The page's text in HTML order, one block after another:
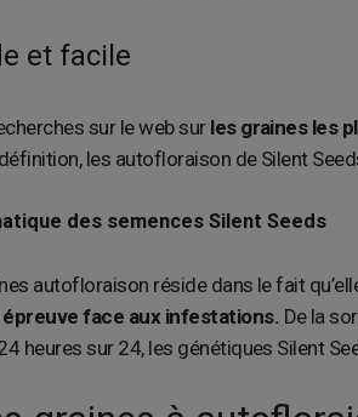
et facile
sur le web sur les graines les
les autofloraison de Silent
des semences Silent Seeds
autofloraison réside dans le fait
face aux infestations. De la
heures sur 24, les génétiques Silent